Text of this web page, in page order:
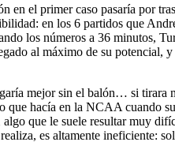
en el primer caso pasaría por
en los 6 partidos que
los números a 36 minutos,
al máximo de su potencial,
mejor sin el balón… si tirara
hacía en la NCAA cuando
que le suele resultar muy
es altamente ineficiente: